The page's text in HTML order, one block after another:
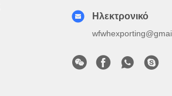
Ηλεκτρονικό